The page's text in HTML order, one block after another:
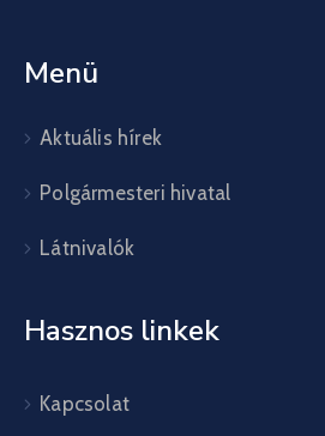
Menü
Aktuális hírek
Polgármesteri hivatal
Látnivalók
Hasznos linkek
Kapcsolat